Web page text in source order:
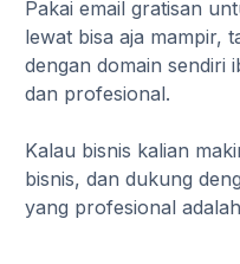
Pakai email gratisan
lewat bisa aja mampir,
dengan domain sendiri
dan profesional.
Kalau bisnis kalian
bisnis, dan dukung
yang profesional